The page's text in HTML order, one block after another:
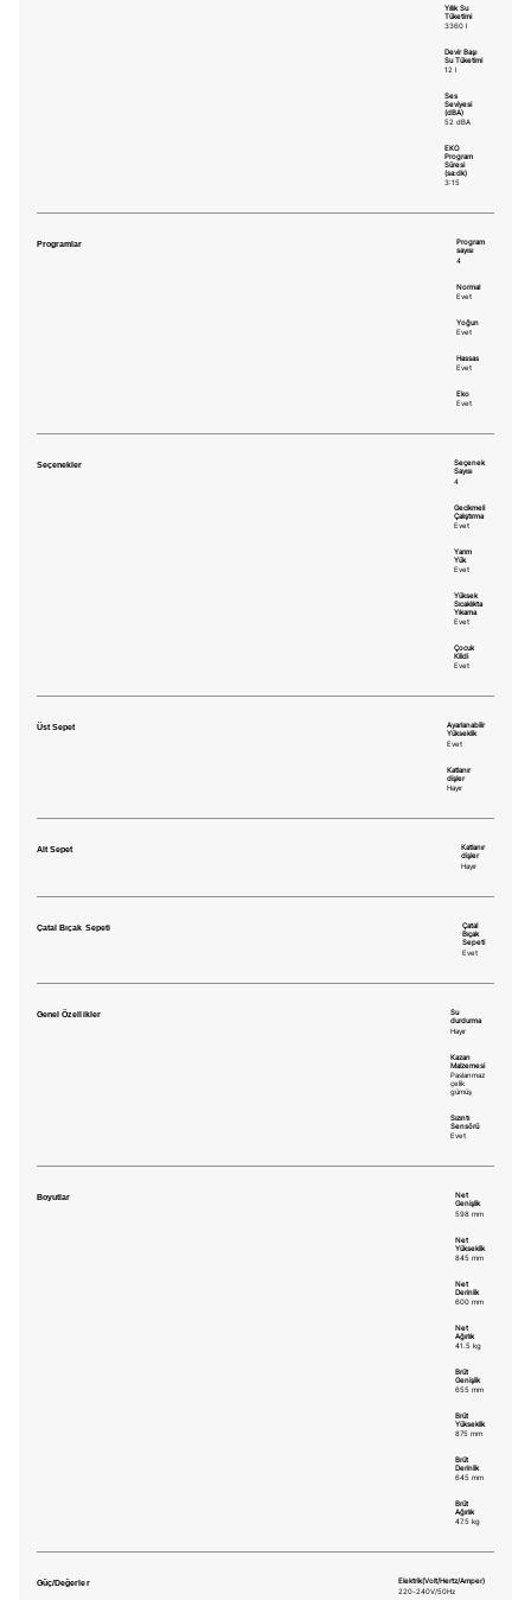
Yıllık Su
Tüketimi
3360 l
Devir Başı
Su Tüketimi
12 l
Ses
Seviyesi
(dBA)
52 dBA
EKO
Program
Süresi
(sa:dk)
3:15
Programlar
Program
sayısı
4
Normal
Evet
Yoğun
Evet
Hassas
Evet
Eko
Evet
Seçenekler
Seçenek
Sayısı
4
Gecikmeli
Çalıştırma
Evet
Yarım
Yük
Evet
Yüksek
Sıcaklıkta
Yıkama
Evet
Çocuk
Kilidi
Evet
Üst Sepet
Ayarlanabilir
Yükseklik
Evet
Katlanır
dişler
Hayır
Alt Sepet
Katlanır
dişler
Hayır
Çatal Bıçak Sepeti
Çatal
Bıçak
Sepeti
Evet
Genel Özellikler
Su
durdurma
Hayır
Kazan
Malzemesi
Paslanmaz
çelik
gümüş
Sızıntı
Sensörü
Evet
Boyutlar
Net
Genişlik
598 mm
Net
Yükseklik
845 mm
Net
Derinlik
600 mm
Net
Ağırlık
41.5 kg
Brüt
Genişlik
655 mm
Brüt
Yükseklik
875 mm
Brüt
Derinlik
645 mm
Brüt
Ağırlık
47.5 kg
Güç/Değerler
Elektrik(Volt/Hertz/Amper)
220-240V/50Hz